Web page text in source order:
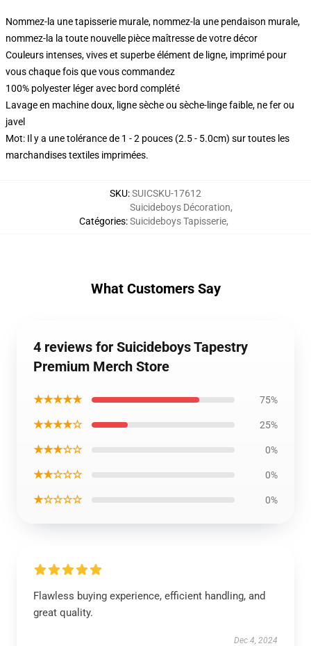
Nommez-la une tapisserie murale, nommez-la une pendaison murale,
nommez-la la toute nouvelle pièce maîtresse de votre décor
Couleurs intenses, vives et superbe élément de ligne, imprimé pour
vous chaque fois que vous commandez
100% polyester léger avec bord complété
Lavage en machine doux, ligne sèche ou sèche-linge faible, ne fer ou
javel
Mot: Il y a une tolérance de 1 - 2 pouces (2.5 - 5.0cm) sur toutes les
marchandises textiles imprimées.
SKU:SUICSKU-17612
Catégories:
Suicideboys Décoration,
Suicideboys Tapisserie,
What Customers Say
4 reviews for Suicideboys Tapestry
Premium Merch Store
★★★★★ 75%
★★★★☆ 25%
★★★☆☆ 0%
★★☆☆☆ 0%
★☆☆☆☆ 0%
Flawless buying experience, efficient handling, and
great quality.
Dec 4, 2024